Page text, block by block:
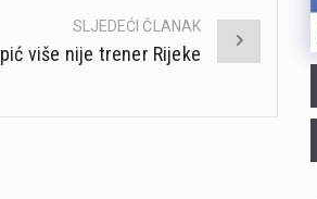
SLJEDEĆI ČLANAK
više nije trener Rijeke